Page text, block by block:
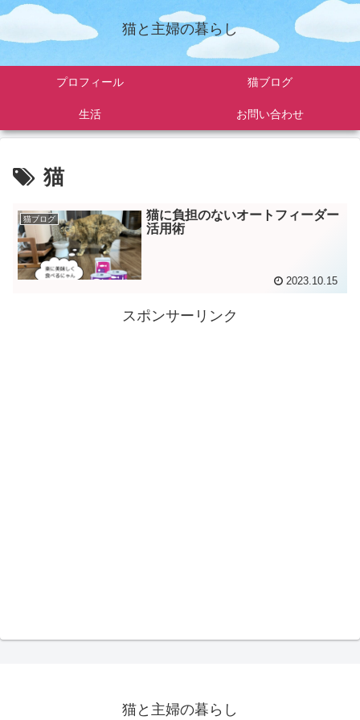
猫と主婦の暮らし
プロフィール 猫ブログ
生活 お問い合わせ
猫
猫ブログ
猫に負担のないオートフィーダー
活用術
2023.10.15
スポンサーリンク
猫と主婦の暮らし